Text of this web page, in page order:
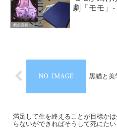
劇「モモ」-
黒猫と美
満足して生を終えることが目標か
らないができればそうして死にたい